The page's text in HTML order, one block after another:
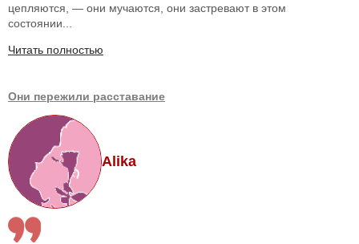
цепляются, — они мучаются, они застревают в этом
состоянии...
Читать полностью
Они пережили расставание
Alika